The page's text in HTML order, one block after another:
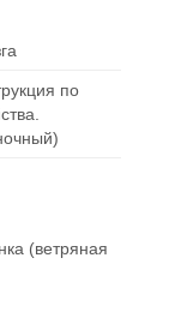
(ветряная